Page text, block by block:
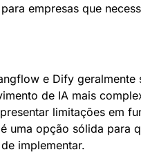
empresas que
e Dify geralmente
de IA mais
limitações em
uma opção sólida para
implementar.